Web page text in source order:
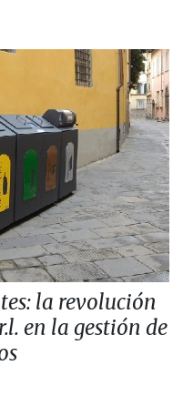
la revolución
en la gestión de